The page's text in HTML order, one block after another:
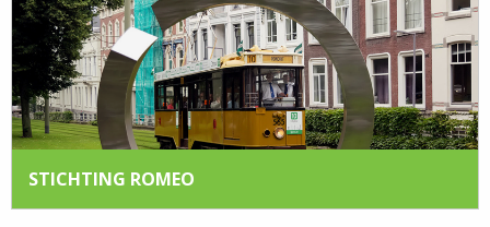
STICHTING ROMEO